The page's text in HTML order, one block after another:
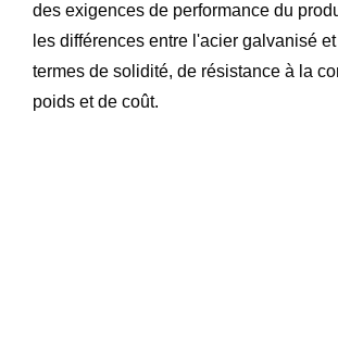
des exigences de performance du
les différences entre l'acier galvanisé
termes de solidité, de résistance à la
poids et de coût.